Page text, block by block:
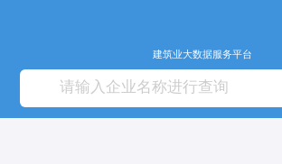
建筑业大数据服务平台